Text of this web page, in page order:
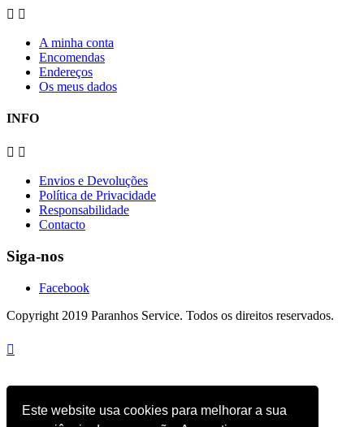
Este website usa cookies para melhorar a sua
 
A minha conta
Encomendas
Endereços
Os meus dados
INFO
 
Envios e Devoluções
Política de Privacidade
Responsabilidade
Contacto
Siga-nos
Facebook
Copyright 2019 Paranhos Service. Todos os direitos reservados.
